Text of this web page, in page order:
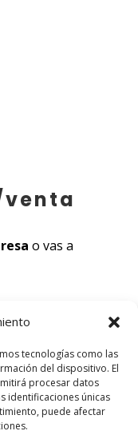
tecnologías como las
del dispositivo. El
procesar datos
identificaciones únicas
puede afectar
o vas a